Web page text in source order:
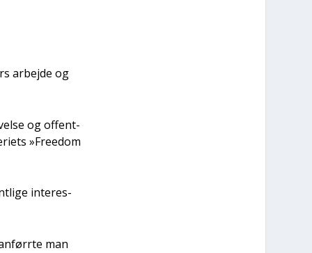
arbej­de og
og offent­
»Fre­edom
inter­es­
man